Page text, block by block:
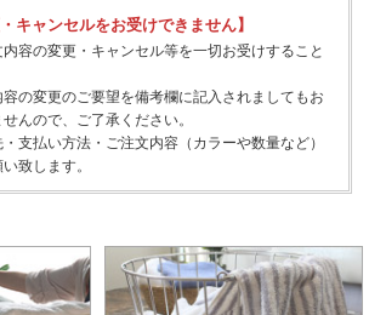
キャンセルをお受けできません】
容の変更・キャンセル等を一切お受けすること
の変更のご要望を備考欄に記入されましてもお
んので、ご了承ください。
支払い方法・ご注文内容（カラーや数量など）
致します。